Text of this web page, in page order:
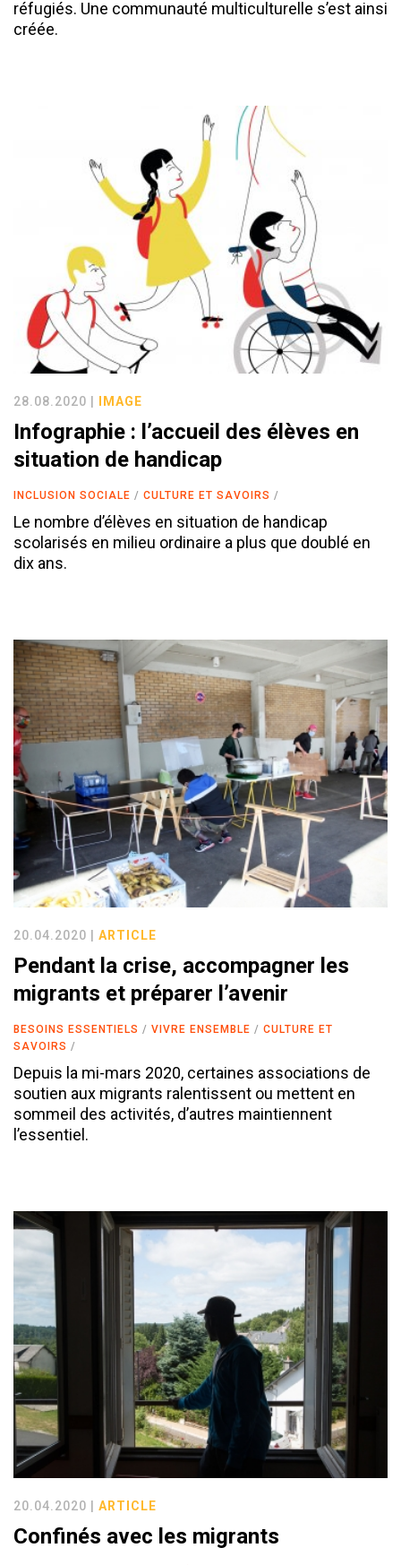
réfugiés. Une communauté multiculturelle s’est ainsi
créée.
28.08.2020 | IMAGE
Infographie : l’accueil des élèves en
situation de handicap
INCLUSION SOCIALE CULTURE ET SAVOIRS
Le nombre d’élèves en situation de handicap
scolarisés en milieu ordinaire a plus que doublé en
dix ans.
20.04.2020 | ARTICLE
Pendant la crise, accompagner les
migrants et préparer l’avenir
BESOINS ESSENTIELS VIVRE ENSEMBLE
CULTURE ET
SAVOIRS
Depuis la mi-mars 2020, certaines associations de
soutien aux migrants ralentissent ou mettent en
sommeil des activités, d’autres maintiennent
l’essentiel.
20.04.2020 | ARTICLE
Confinés avec les migrants